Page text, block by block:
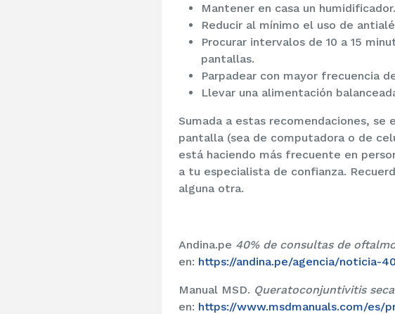
Mantener en casa un humidificador.
Reducir al mínimo el uso de
Procurar intervalos de 10 a 15
pantallas.
Parpadear con mayor frecuencia
Llevar una alimentación
Sumada a estas recomendaciones,
pantalla (sea de computadora o de
está haciendo más frecuente en
a tu especialista de confianza.
alguna otra.
Andina.pe 40% de consultas de
en: https://andina.pe/agencia/noticia-
Manual MSD. Queratoconjuntivitis seca
en: https://www.msdmanuals.com/es/